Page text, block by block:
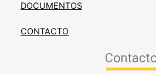
DOCUMENTOS
CONTACTO